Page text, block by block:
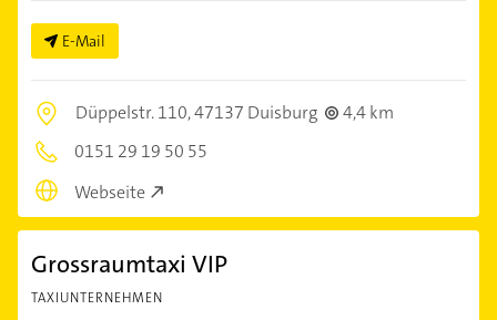
E-Mail
Düppelstr. 110,47137 Duisburg
4,4 km
0151 29 19 50 55
Webseite
Grossraumtaxi VIP
TAXIUNTERNEHMEN